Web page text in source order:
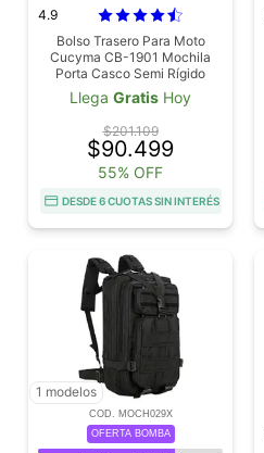
4.9
Bolso Trasero Para Moto
Cucyma CB-1901 Mochila
Porta Casco Semi Rígido
Impermeable
Llega Gratis Hoy
$201.109
$90.499
55% OFF
DESDE 6 CUOTAS SIN INTERÉS
1 modelos
COD. MOCH029X
OFERTA BOMBA